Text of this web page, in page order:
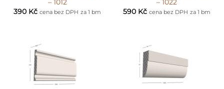
– 1012
390 Kč cena bez DPH za 1 bm
– 1022
590 Kč cena bez DPH za 1 bm